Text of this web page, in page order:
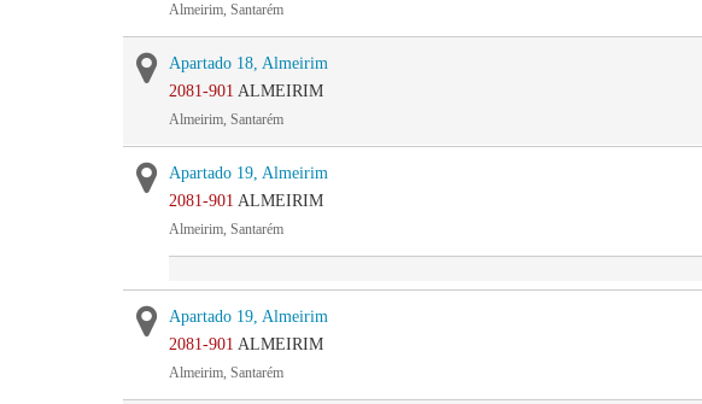
Almeirim, Santarém
Apartado 18, Almeirim
2081-901 ALMEIRIM
Almeirim, Santarém
Apartado 19, Almeirim
2081-901 ALMEIRIM
Almeirim, Santarém
Apartado 19, Almeirim
2081-901 ALMEIRIM
Almeirim, Santarém